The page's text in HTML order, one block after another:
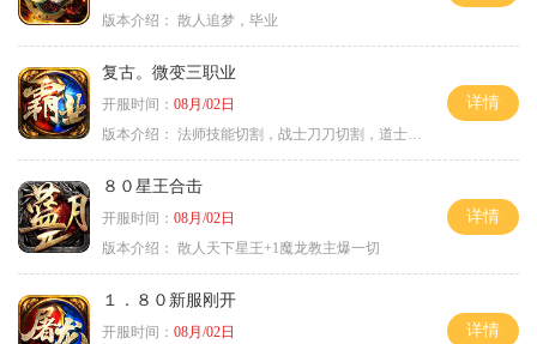
版本介绍： 散人追梦，毕业
复古。微变三职业
开服时间： 08月/02日
版本介绍： 法师技能切割，战士刀刀切割，道士宠物秒怪
详情
８０星王合击
开服时间： 08月/02日
版本介绍： 散人天下星王+1魔龙教主爆一切
详情
１．８０新服刚开
开服时间： 08月/02日
详情